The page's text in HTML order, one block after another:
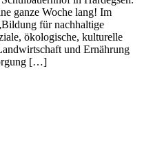
ganze Woche lang! Im
für nachhaltige
ökologische, kulturelle
und Ernährung
[…]